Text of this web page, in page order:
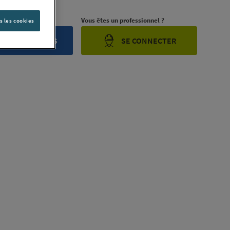
?
NOUS
Vous êtes un professionnel ?
SE CONNECTER
les cookies